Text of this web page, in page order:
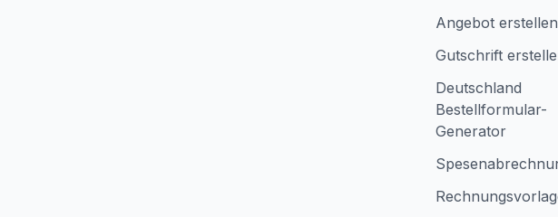
Angebot erstellen
Gutschrift
Deutschland
Bestellformular-
Generator